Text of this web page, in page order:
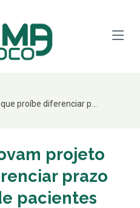
proíbe diferenciar p...
projeto
prazo
pacientes